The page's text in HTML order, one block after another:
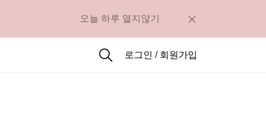
오늘 하루 열지않기
로그인 / 회원가입